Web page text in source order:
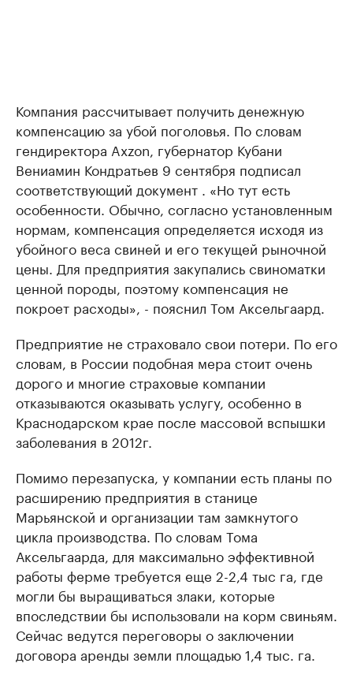
Компания рассчитывает получить денежную
компенсацию за убой поголовья. ​По словам
гендиректора Axzon, губернатор Кубани
Вениамин Кондратьев 9 сентября подписал
соответствующий документ . «Но тут есть
особенности. Обычно, согласно установленным
нормам, компенсация определяется исходя из
убойного веса свиней и его текущей рыночной
цены. Для предприятия закупались свиноматки
ценной породы, поэтому компенсация не
покроет расходы», - пояснил Том Аксельгаард.
Предприятие не страховало свои потери. По его
словам, в России подобная мера стоит очень
дорого и многие страховые компании
отказываются оказывать услугу, особенно в
Краснодарском крае после массовой вспышки
заболевания в 2012г.
Помимо перезапуска, у компании есть планы по
расширению предприятия в станице
Марьянской и организации там замкнутого
цикла производства. По словам Тома
Аксельгаарда, для максимально эффективной
работы ферме требуется еще 2-2,4 тыс га, где
могли бы выращиваться злаки, которые
впоследствии бы использовали на корм свиньям.
Сейчас ведутся переговоры о заключении
договора аренды земли площадью 1,4 тыс. га.